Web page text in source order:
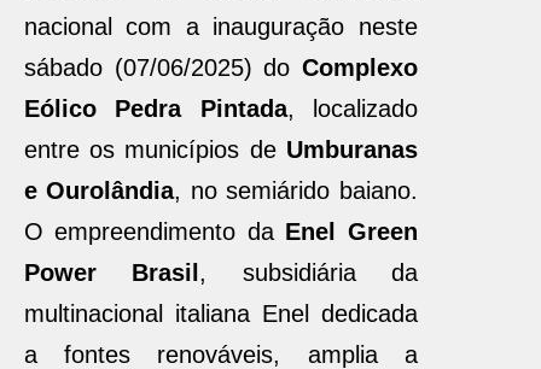
nacional com a inauguração neste
sábado (07/06/2025) do Complexo
Eólico Pedra Pintada, localizado
entre os municípios de Umburanas
e Ourolândia, no semiárido baiano.
O empreendimento da Enel Green
Power Brasil , subsidiária da
multinacional italiana Enel dedicada
a fontes renováveis, amplia a